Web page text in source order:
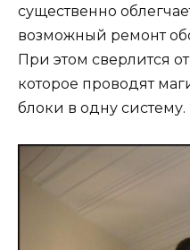
существенно
возможный ремонт
При этом сверлится
которое проводят
блоки в одну систему.